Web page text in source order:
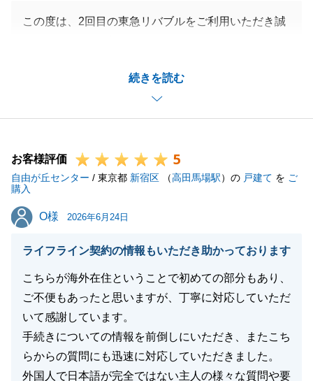
続きを読む
この度は、2回目の東急リバブルをご利用いただき誠
また何か不動産に関してお困り事や、周囲でお悩みの
方がいらっしゃいましたら、いつでもお気軽にお声が
今後ともよろしくお願い申し上げます。
お客様評価 5
自由が丘センター / 東京都 新宿区 （高田馬場駅）の 戸建て を ご
購入
O様
O様 2026年6月24日
ライフライン契約の情報もいただき助かっております
こちらが海外在住ということで初めての部分もあり、
ご不便もあったと思いますが、丁寧に対応していただ
いて感謝しています。
手続きについての情報を前倒しにいただき、またこち
らからの質問にも迅速に対応していただきました。
外国人で日本語が完全ではない主人の様々な質問や要